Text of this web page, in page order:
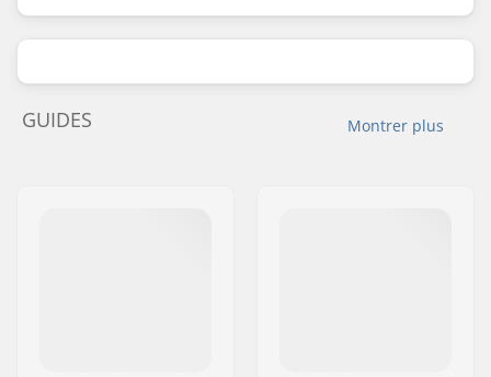
Montrer plus
GUIDES